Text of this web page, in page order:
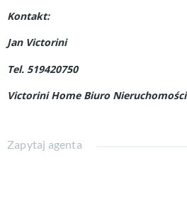
Kontakt:
Jan Victorini
Tel. 519420750
Victorini Home Biuro Nieruchomości
Zapytaj agenta